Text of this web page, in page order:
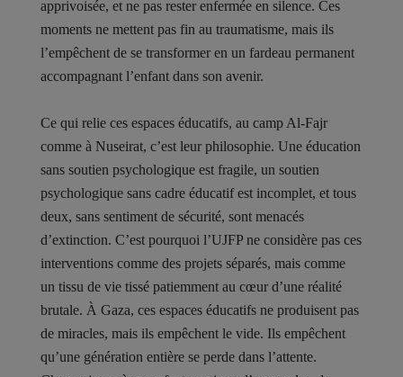
apprivoisée, et ne pas rester enfermée en silence. Ces
moments ne mettent pas fin au traumatisme, mais ils
l’empêchent de se transformer en un fardeau permanent
accompagnant l’enfant dans son avenir.
Ce qui relie ces espaces éducatifs, au camp Al-Fajr
comme à Nuseirat, c’est leur philosophie. Une éducation
sans soutien psychologique est fragile, un soutien
psychologique sans cadre éducatif est incomplet, et tous
deux, sans sentiment de sécurité, sont menacés
d’extinction. C’est pourquoi l’UJFP ne considère pas ces
interventions comme des projets séparés, mais comme
un tissu de vie tissé patiemment au cœur d’une réalité
brutale. À Gaza, ces espaces éducatifs ne produisent pas
de miracles, mais ils empêchent le vide. Ils empêchent
qu’une génération entière se perde dans l’attente.